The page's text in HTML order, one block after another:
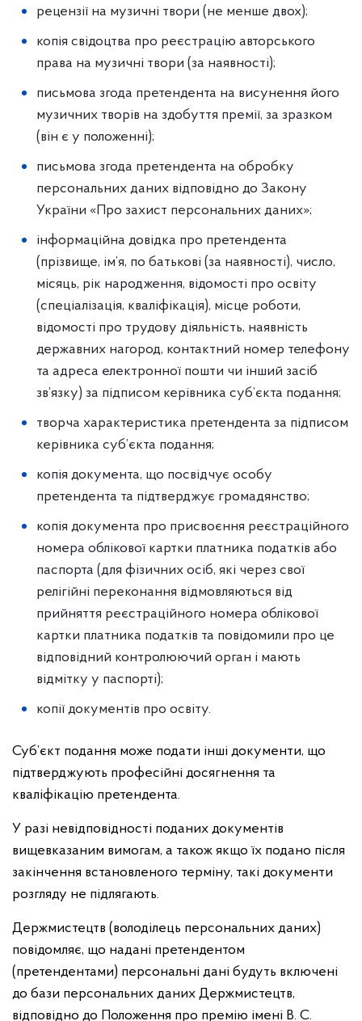
рецензії на музичні твори (не менше двох);
копія свідоцтва про реєстрацію авторського
права на музичні твори (за наявності);
письмова згода претендента на висунення його
музичних творів на здобуття премії, за зразком
(він є у положенні);
письмова згода претендента на обробку
персональних даних відповідно до Закону
України «Про захист персональних даних»;
інформаційна довідка про претендента
(прізвище, ім’я, по батькові (за наявності), число,
місяць, рік народження, відомості про освіту
(спеціалізація, кваліфікація), місце роботи,
відомості про трудову діяльність, наявність
державних нагород, контактний номер телефону
та адреса електронної пошти чи інший засіб
зв’язку) за підписом керівника суб’єкта подання;
творча характеристика претендента за підписом
керівника суб’єкта подання;
копія документа, що посвідчує особу
претендента та підтверджує громадянство;
копія документа про присвоєння реєстраційного
номера облікової картки платника податків або
паспорта (для фізичних осіб, які через свої
релігійні переконання відмовляються від
прийняття реєстраційного номера облікової
картки платника податків та повідомили про це
відповідний контролюючий орган і мають
відмітку у паспорті);
копії документів про освіту.
Суб’єкт подання може подати інші документи, що
підтверджують професійні досягнення та
кваліфікацію претендента.
У разі невідповідності поданих документів
вищевказаним вимогам, а також якщо їх подано після
закінчення встановленого терміну, такі документи
розгляду не підлягають.
Держмистецтв (володілець персональних даних)
повідомляє, що надані претендентом
(претендентами) персональні дані будуть включені
до бази персональних даних Держмистецтв,
відповідно до Положення про премію імені В. С.